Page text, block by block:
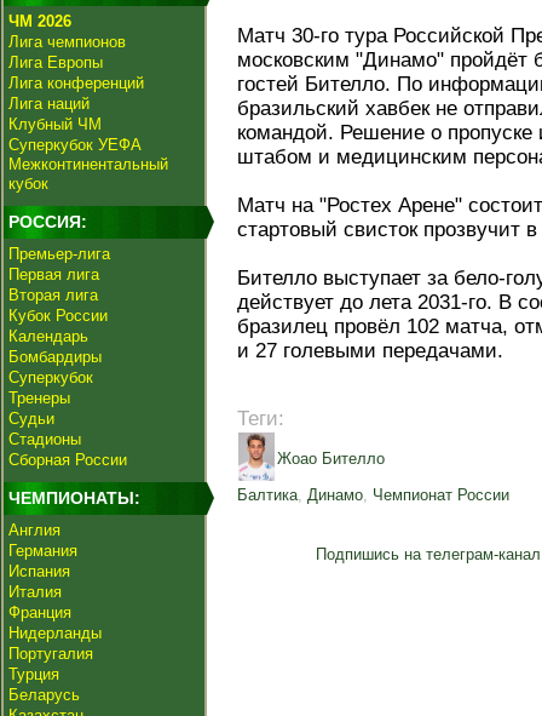
ЧМ 2026
Лига чемпионов
Лига Европы
Лига конференций
Лига наций
Клубный ЧМ
Суперкубок УЕФА
Межконтинентальный
кубок
РОССИЯ:
Премьер-лига
Первая лига
Вторая лига
Кубок России
Календарь
Бомбардиры
Суперкубок
Тренеры
Судьи
Стадионы
Сборная России
ЧЕМПИОНАТЫ:
Англия
Германия
Испания
Италия
Франция
Нидерланды
Португалия
Турция
Беларусь
Матч 30-го тура Российской
московским "Динамо" пройдёт
гостей Бителло. По
бразильский хавбек не
командой. Решение о
штабом и медицинским
Матч на "Ростех Арене"
стартовый свисток прозвучит
Бителло выступает за бело-
действует до лета 2031-го. В
бразилец провёл 102 матча,
и 27 голевыми передачами.
Теги:
Жоао Бителло
Балтика, Динамо, Чемпионат России
Подпишись на телеграм-